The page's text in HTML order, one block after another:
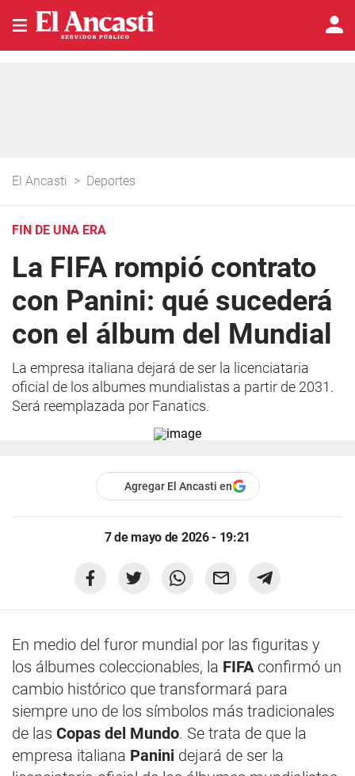
El Ancasti > Deportes
FIN DE UNA ERA
La FIFA rompió contrato
con Panini: qué sucederá
con el álbum del Mundial
La empresa italiana dejará de ser la licenciataria
oficial de los albumes mundialistas a partir de 2031.
Será reemplazada por Fanatics.
Agregar El Ancasti en
7 de mayo de 2026 - 19:21
En medio del furor mundial por las figuritas y
los álbumes coleccionables, la FIFAconfirmó un
cambio histórico que transformará para
siempre uno de los símbolos más tradicionales
de las Copas del Mundo. Se trata de que la
empresa italiana Panini dejará de ser la